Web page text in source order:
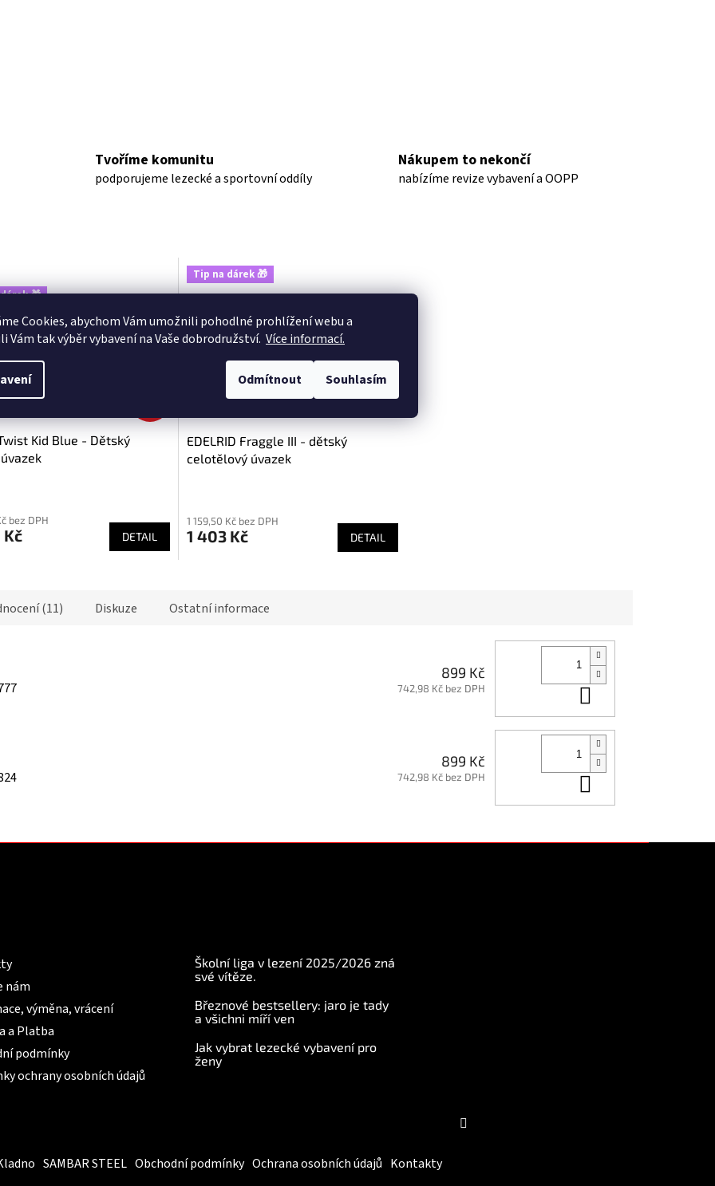
Cookies, abychom Vámumožnili pohodlné prohlížení webu a
Vám tak výběr vybavení na Vaše dobrodružství. Více informací.
Odmítnout Souhlasím
Tvoříme komunitu
podporujeme lezecké a sportovní oddíly
Nákupem to nekončí
nabízíme revize vybavení a OOPP
🎁
Kid Blue - Dětský
bez DPH
Kč DETAIL
Tip na dárek 🎁
EDELRID Fraggle III - dětský
celotělový úvazek
produktu
je
hvězdiček.
1 159,50 Kč bez DPH
1 403 Kč DETAIL
(11) Diskuze Ostatní informace
899 Kč
742,98 Kč bez DPH
899 Kč
742,98 Kč bez DPH
nám
výměna, vrácení
a Platba
podmínky
ochrany osobních údajů
Školní liga v lezení 2025/2026 zná
své vítěze.
Březnové bestsellery: jaro je tady
a všichni míří ven
Jak vybrat lezecké vybavení pro
ženy
SAMBAR STEEL Obchodní podmínky Ochrana osobních údajů Kontakty